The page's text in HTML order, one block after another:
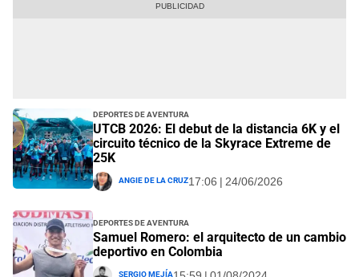
Deportes de Aventura
UTCB 2026: El debut de la distancia 6K y el
circuito técnico de la Skyrace Extreme de
25K
Angie De La Cruz17:06 | 24/06/2026
Deportes de Aventura
Samuel Romero: el arquitecto de un cambio
deportivo en Colombia
Sergio Mejía